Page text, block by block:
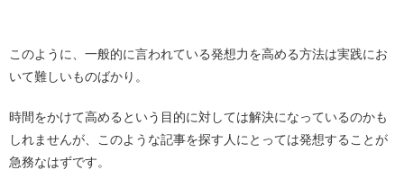
このように、一般的に言われている発想力を高める方法は実践にお
いて難しいものばかり。
時間をかけて高めるという目的に対しては解決になっているのかも
しれませんが、このような記事を探す人にとっては発想することが
急務なはずです。